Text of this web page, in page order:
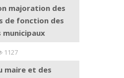
majoration des
de fonction des
municipaux
1127
maire et des